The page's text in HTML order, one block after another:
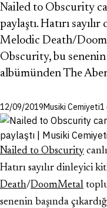
Nailed to Obscurity
paylaştı. Hatırı
Melodic Death/
Obscurity, bu senenin
albümünden The
12/09/2019Musiki Cemiyeti1
Nailed to Obscurity
Hatırı sayılır dinleyici
Death/DoomMetal
senenin başında